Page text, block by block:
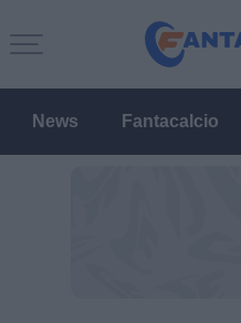
News Fantacalcio